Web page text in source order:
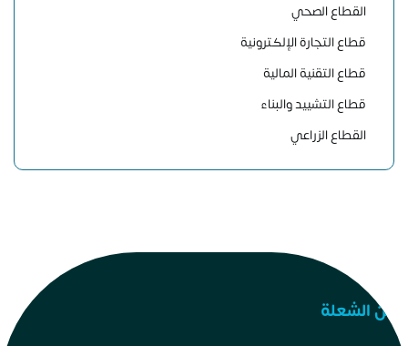
القطاع الصحي
قطاع التجارة الإلكترونية
قطاع التقنية المالية
قطاع التشييد والبناء
القطاع الزراعي
عن الشعلة